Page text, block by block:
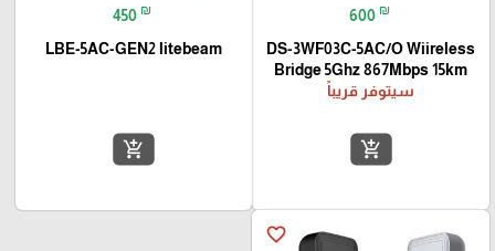
600 ₪
DS-3WF03C-5AC/O Wiireless
Bridge 5Ghz 867Mbps 15km
سيتوفر قريباً
add_shopping_cart
450 ₪
LBE-5AC-GEN2 litebeam
add_shopping_cart
favorite_border